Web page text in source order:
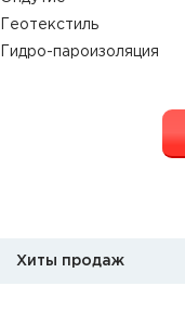
Геотекстиль
Гидро-пароизоляция
Хиты продаж